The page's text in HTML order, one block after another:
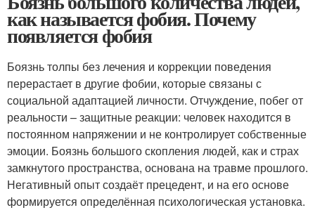
как называется фобия. Почему
появляется фобия
Боязнь толпы без лечения и коррекции поведения
перерастает в другие фобии, которые связаны с
социальной адаптацией личности. Отчуждение, побег от
реальности – защитные реакции: человек находится в
постоянном напряжении и не контролирует собственные
эмоции. Боязнь большого скопления людей, как и страх
замкнутого пространства, основана на травме прошлого.
Негативный опыт создаёт прецедент, и на его основе
формируется определённая психологическая установка.